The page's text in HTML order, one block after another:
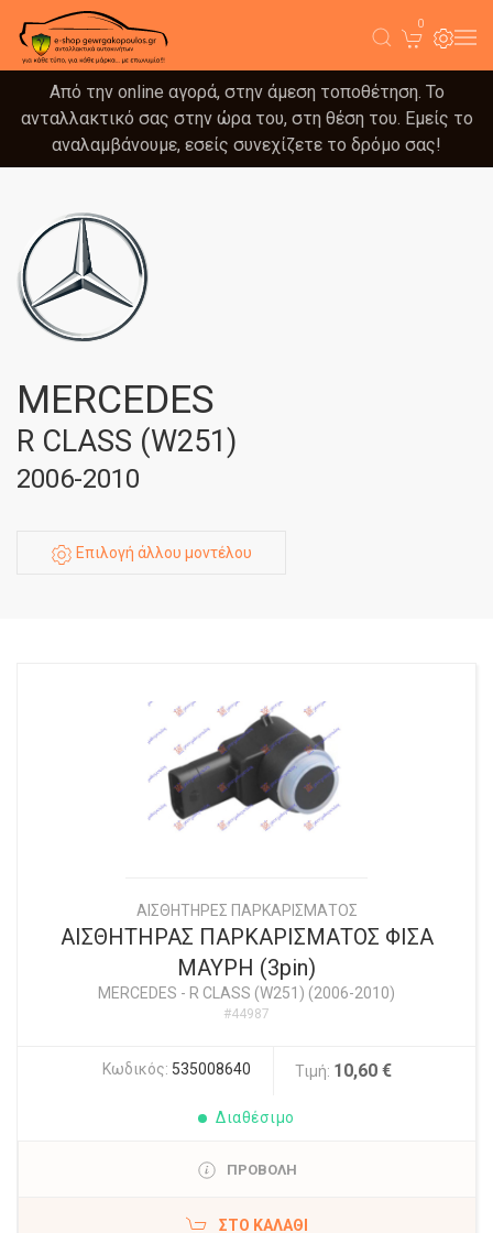
0
Από την online αγορά, στην άμεση τοποθέτηση. Το
ανταλλακτικό σας στην ώρα του, στη θέση του. Εμείς το
αναλαμβάνουμε, εσείς συνεχίζετε το δρόμο σας!
MERCEDES
R CLASS (W251)
2006-2010
Επιλογή άλλου μοντέλου
ΑΙΣΘΗΤΗΡΕΣ ΠΑΡΚΑΡΙΣΜΑΤΟΣ
ΑΙΣΘΗΤΗΡΑΣ ΠΑΡΚΑΡΙΣΜΑΤΟΣ ΦΙΣΑ
ΜΑΥΡΗ (3pin)
MERCEDES - R CLASS (W251) (2006-2010)
#44987
Κωδικός: 535008640 Τιμή: 10,60 €
Διαθέσιμο
ΠΡΟΒΟΛΗ
ΣΤΟ ΚΑΛΆΘΙ